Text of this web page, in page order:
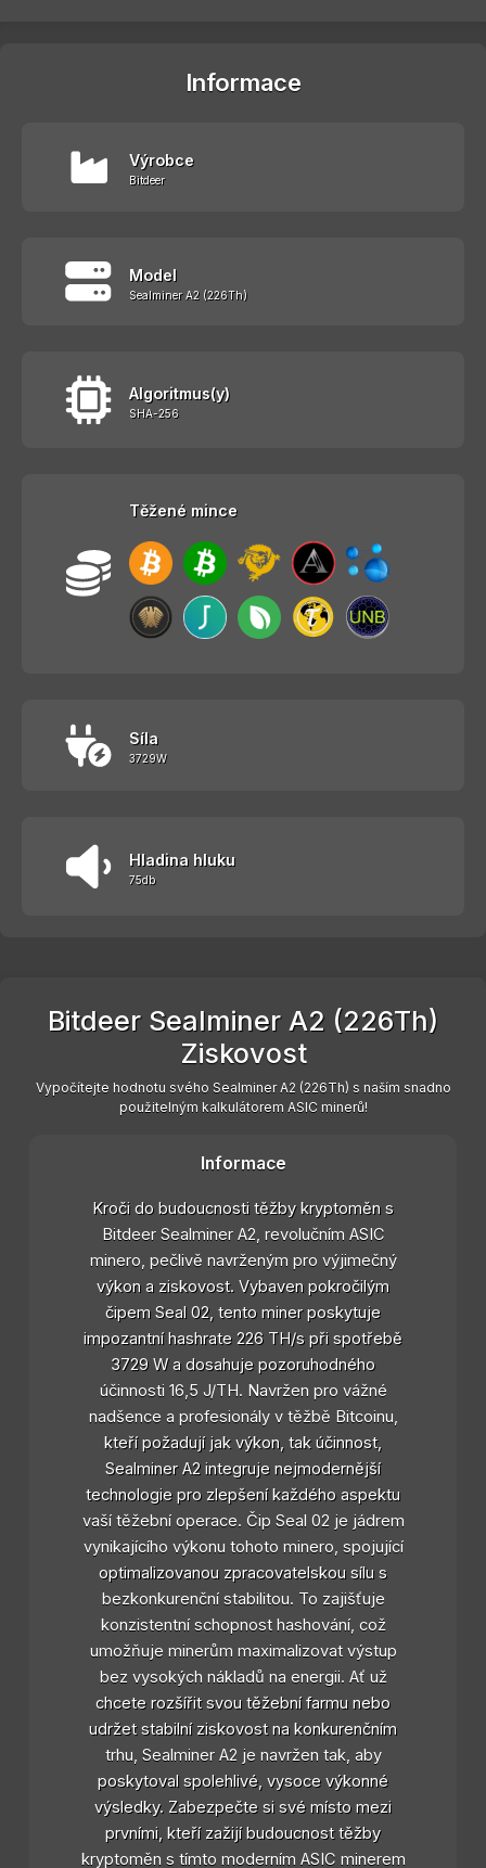
Informace
Výrobce
Bitdeer
Model
Sealminer A2 (226Th)
Algoritmus(y)
SHA-256
Těžené mince
Síla
3729W
Hladina hluku
75db
Bitdeer Sealminer A2 (226Th)
Ziskovost
Vypočítejte hodnotu svého Sealminer A2 (226Th) s naším snadno
použitelným kalkulátorem ASIC minerů!
Informace
Kroči do budoucnosti těžby kryptoměn s
Bitdeer Sealminer A2, revolučním ASIC
minero, pečlivě navrženým pro výjimečný
výkon a ziskovost. Vybaven pokročilým
čipem Seal 02, tento miner poskytuje
impozantní hashrate 226 TH/s při spotřebě
3729 W a dosahuje pozoruhodného
účinnosti 16,5 J/TH. Navržen pro vážné
nadšence a profesionály v těžbě Bitcoinu,
kteří požadují jak výkon, tak účinnost,
Sealminer A2 integruje nejmodernější
technologie pro zlepšení každého aspektu
vaší těžební operace. Čip Seal 02 je jádrem
vynikajícího výkonu tohoto minero, spojující
optimalizovanou zpracovatelskou sílu s
bezkonkurenční stabilitou. To zajišťuje
konzistentní schopnost hashování, což
umožňuje minerům maximalizovat výstup
bez vysokých nákladů na energii. Ať už
chcete rozšířit svou těžební farmu nebo
udržet stabilní ziskovost na konkurenčním
trhu, Sealminer A2 je navržen tak, aby
poskytoval spolehlivé, vysoce výkonné
výsledky. Zabezpečte si své místo mezi
prvními, kteří zažijí budoucnost těžby
kryptoměn s tímto moderním ASIC minerem